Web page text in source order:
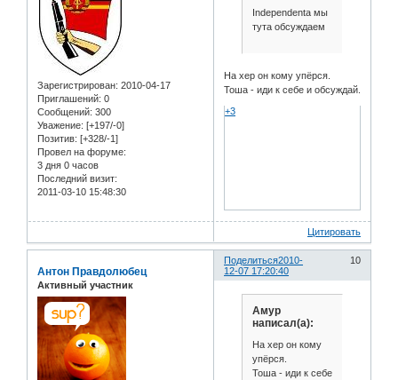
Зарегистрирован: 2010-04-17
Приглашений: 0
Сообщений: 300
Уважение: [+197/-0]
Позитив: [+328/-1]
Провел на форуме:
3 дня 0 часов
Последний визит:
2011-03-10 15:48:30
Independenta мы
тута обсуждаем
На хер он кому упёрся.
Тоша - иди к себе и обсуждай.
+3
Цитировать
Поделиться 10
2010-
12-07 17:20:40
Антон Правдолюбец
Активный участник
Амур
написал(а):
На хер он кому
упёрся.
Тоша - иди к себе